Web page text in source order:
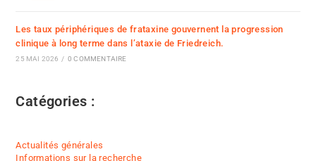
Les taux périphériques de frataxine gouvernent la progression
clinique à long terme dans l’ataxie de Friedreich.
25 MAI 2026 / 0 COMMENTAIRE
Catégories :
Actualités générales
Informations sur la recherche